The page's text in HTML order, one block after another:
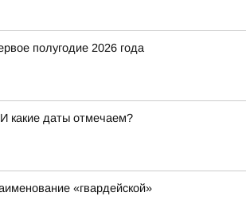
полугодие 2026 года
какие даты отмечаем?
«гвардейской»